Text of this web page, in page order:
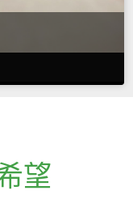
望